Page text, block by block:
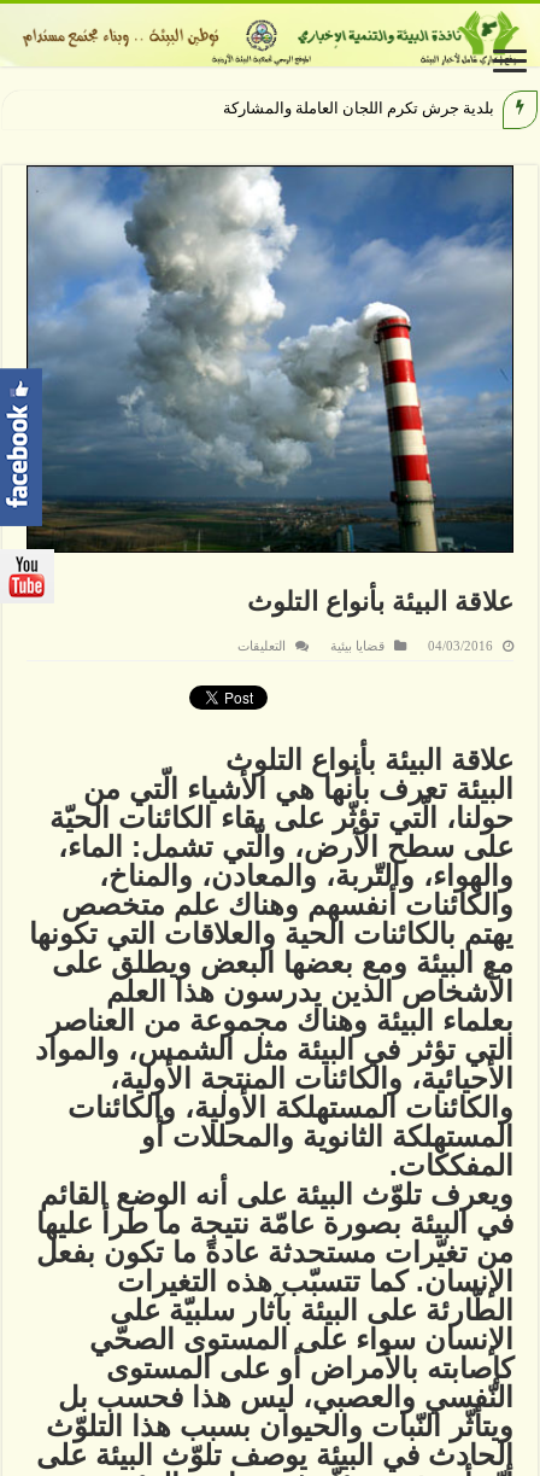
بلدية جرش تكرم اللجان العاملة والمشاركة بإنجاح مهرجا
علاقة البيئة بأنواع التلوث
04/03/2016 قضايا بيئية التعليقات
بأنواع
التلوث
علاقة البيئة بأنواع التلوث
البيئة تعرف بأنها هي الأشياء الّتي من
حولنا، الّتي تؤثّر على بقاء الكائنات الحيّة
على سطح الأرض، والّتي تشمل: الماء،
والهواء، والتّربة، والمعادن، والمناخ،
والكائنات أنفسهم وهناك علم متخصص
يهتم بالكائنات الحية والعلاقات التي تكونها
مع البيئة ومع بعضها البعض ويطلق على
الأشخاص الذين يدرسون هذا العلم
بعلماء البيئة وهناك مجموعة من العناصر
التي تؤثر في البيئة مثل الشمس، والمواد
الأحيائية، والكائنات المنتجة الأولية،
والكائنات المستهلكة الأولية، والكائنات
المستهلكة الثانوية والمحللات أو
المفككات.
ويعرف تلوّث البيئة على أنه الوضع القائم
في البيئة بصورة عامّة نتيجة ما طرأ عليها
من تغيّرات مستحدثة عادةً ما تكون بفعل
الإنسان. كما تتسبّب هذه التغيرات
الطّارئة على البيئة بآثار سلبيّة على
الإنسان سواء على المستوى الصحّي
كإصابته بالأمراض أو على المستوى
النّفسي والعصبي، ليس هذا فحسب بل
ويتأثّر النّبات والحيوان بسبب هذا التلوّث
الحادث في البيئة يوصف تلوّث البيئة على